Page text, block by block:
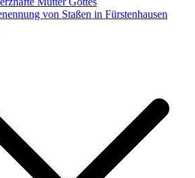
von Staßen in Fürstenhausen